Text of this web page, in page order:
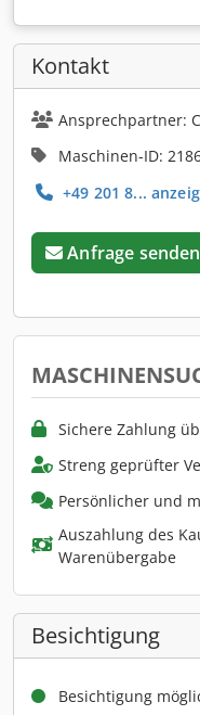
Kontakt
Ansprechpartner:
Maschinen-ID:
+49 201 8...
Anfrage senden
Sichere Zahlung
Streng geprüfter
Persönlicher und
Auszahlung des
Warenübergabe
Besichtigung
Besichtigung